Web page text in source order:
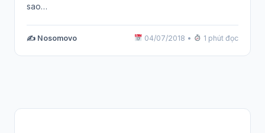
sao…
✍️ Nosomovo 04/07/2018 • 1 phút đọc